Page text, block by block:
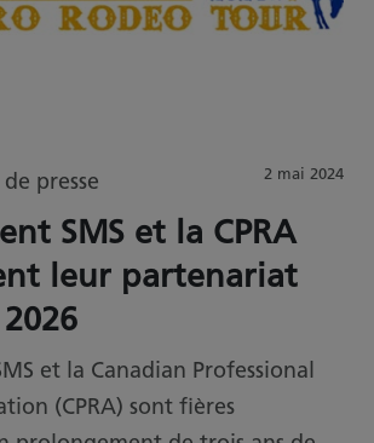
2 mai 2024
presse
SMS et la CPRA
leur partenariat
et la Canadian Professional
(CPRA) sont fières